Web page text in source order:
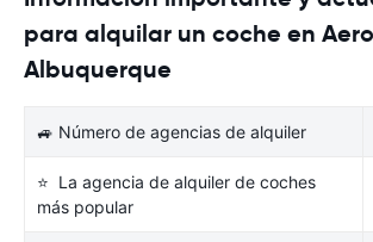
para alquilar un coche en
Albuquerque
🚙 Número de agencias de alquiler
⭐ La agencia de alquiler de coches
más popular